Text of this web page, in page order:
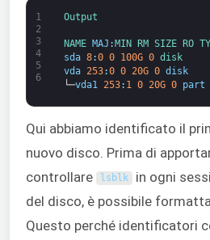
1
2
3
4
5
6
Output
NAME MAJ : MIN RM SIZE RO
sda 8:0 0 100G 0 disk
vda 253:0 0 20G 0 disk
└─vda1 253: 1 0 20G 0 part
Qui abbiamo identificato il
nuovo disco. Prima di
controllare
lsblk in ogni
del disco, è possibile
Questo perché identificatori